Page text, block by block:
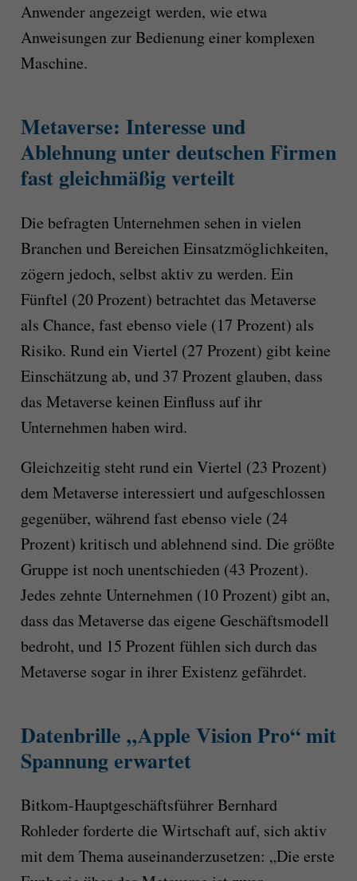
Anwender angezeigt werden, wie etwa
Anweisungen zur Bedienung einer komplexen
Maschine.
Metaverse: Interesse und
Ablehnung unter deutschen Firmen
fast gleichmäßig verteilt
Die befragten Unternehmen sehen in vielen
Branchen und Bereichen Einsatzmöglichkeiten,
zögern jedoch, selbst aktiv zu werden. Ein
Fünftel (20 Prozent) betrachtet das Metaverse
als Chance, fast ebenso viele (17 Prozent) als
Risiko. Rund ein Viertel (27 Prozent) gibt keine
Einschätzung ab, und 37 Prozent glauben, dass
das Metaverse keinen Einfluss auf ihr
Unternehmen haben wird.
Gleichzeitig steht rund ein Viertel (23 Prozent)
dem Metaverse interessiert und aufgeschlossen
gegenüber, während fast ebenso viele (24
Prozent) kritisch und ablehnend sind. Die größte
Gruppe ist noch unentschieden (43 Prozent).
Jedes zehnte Unternehmen (10 Prozent) gibt an,
dass das Metaverse das eigene Geschäftsmodell
bedroht, und 15 Prozent fühlen sich durch das
Metaverse sogar in ihrer Existenz gefährdet.
Datenbrille „Apple Vision Pro“ mit
Spannung erwartet
Bitkom-Hauptgeschäftsführer Bernhard
Rohleder forderte die Wirtschaft auf, sich aktiv
mit dem Thema auseinanderzusetzen: „Die erste